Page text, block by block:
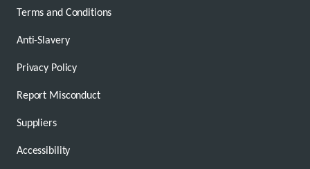
Terms and Conditions
Anti-Slavery
Privacy Policy
Report Misconduct
Suppliers
Accessibility